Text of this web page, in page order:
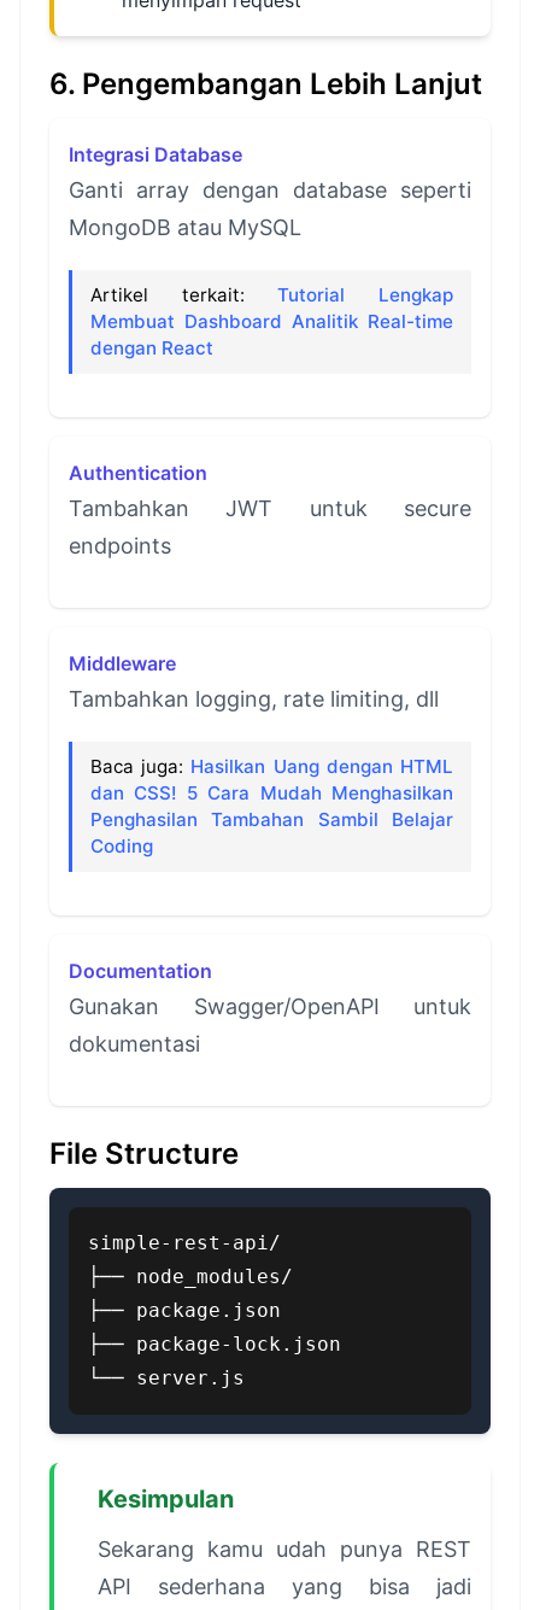
6. Pengembangan Lebih Lanjut
Integrasi Database
Ganti array dengan database seperti
MongoDB atau MySQL
Artikel terkait:Tutorial Lengkap
Membuat Dashboard Analitik Real-time
dengan React
Authentication
Tambahkan JWT untuk secure
endpoints
Middleware
Tambahkan logging, rate limiting, dll
Baca juga: Hasilkan Uang dengan HTML
dan CSS! 5 Cara Mudah Menghasilkan
Penghasilan Tambahan Sambil Belajar
Coding
Documentation
Gunakan Swagger/OpenAPI untuk
dokumentasi
File Structure
simple-rest-api/
├── node_modules/
├── package.json
├── package-lock.json
└── server.js
Kesimpulan
Sekarang kamu udah punya REST
API sederhana yang bisa jadi